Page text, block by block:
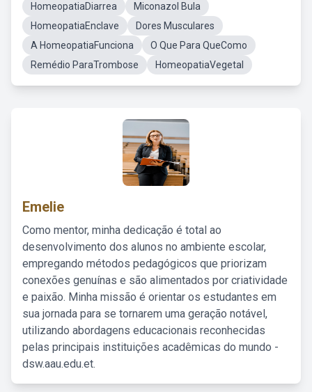
HomeopatiaDiarrea
Miconazol Bula
HomeopatiaEnclave
Dores Musculares
A HomeopatiaFunciona
O Que Para QueComo
Remédio ParaTrombose
HomeopatiaVegetal
Emelie
Como mentor, minha dedicação é total ao
desenvolvimento dos alunos no ambiente escolar,
empregando métodos pedagógicos que priorizam
conexões genuínas e são alimentados por criatividade
e paixão. Minha missão é orientar os estudantes em
sua jornada para se tornarem uma geração notável,
utilizando abordagens educacionais reconhecidas
pelas principais instituições acadêmicas do mundo -
dsw.aau.edu.et.